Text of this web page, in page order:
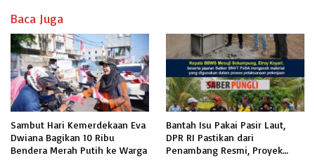
Baca Juga
Sambut Hari Kemerdekaan Eva
Dwiana Bagikan 10 Ribu
Bendera Merah Putih ke Warga
Bantah Isu Pakai Pasir Laut,
DPR RI Pastikan dari
Penambang Resmi, Proyek